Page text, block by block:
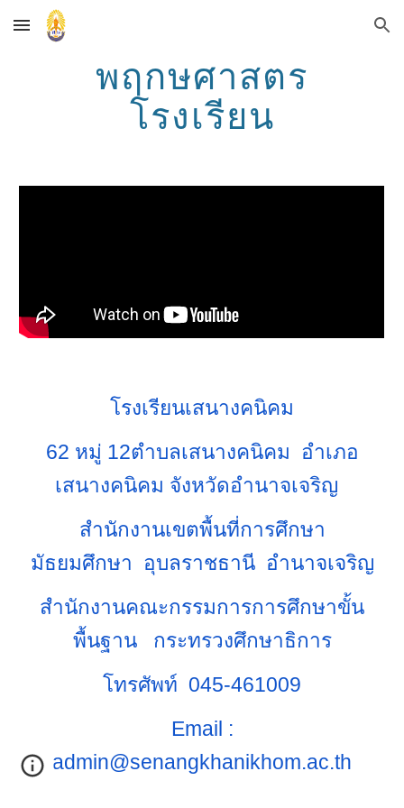
Skip to main content Skip to navigation
พฤกษศาสตร
โรงเรียน
โรงเรียนเสนางคนิคม
62 หมู่ 12ตำบลเสนางคนิคม อำเภอ
เสนางคนิคม จังหวัดอำนาจเจริญ
สำนักงานเขตพื้นที่การศึกษา
มัธยมศึกษา อุบลราชธานี อำนาจเจริญ
สำนักงานคณะกรรมการการศึกษาขั้น
พื้นฐาน กระทรวงศึกษาธิการ
โทรศัพท์ 045-461009
Email :
admin@senangkhanikhom.ac.th